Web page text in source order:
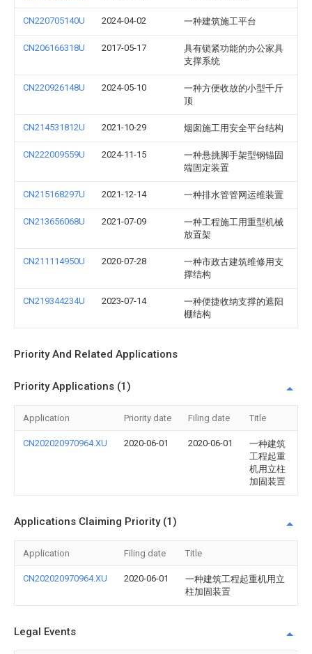
CN220705140U 2024-04-02 一种建筑施工平台
CN206166318U 2017-05-17
具有锁紧功能的办公家具
支撑系统
CN220926148U 2024-05-10
一种方便收放的小型千斤
顶
CN214531812U 2021-10-29 烟囱施工用安全平台结构
CN222009559U 2024-11-15
一种悬挑脚手架型钢锚固
端固定装置
CN215168297U 2021-12-14 一种排水管管网运维装置
CN213656068U 2021-07-09
一种工程施工用重型机械
放置架
CN211114950U 2020-07-28
一种市政古建筑维修用支
撑结构
CN219344234U 2023-07-14
一种便捷收纳支撑的遮阳
棚结构
Priority And Related Applications
Priority Applications (1)
Application Priority date Filing date Title
CN202020970964.XU 2020-06-01 2020-06-01
一种建筑
工程起重
机用立柱
加固装置
Applications Claiming Priority (1)
Application Filing date Title
CN202020970964.XU 2020-06-01
一种建筑工程起重机用立
柱加固装置
Legal Events